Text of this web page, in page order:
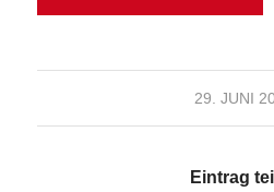
29. JUNI
Eintrag